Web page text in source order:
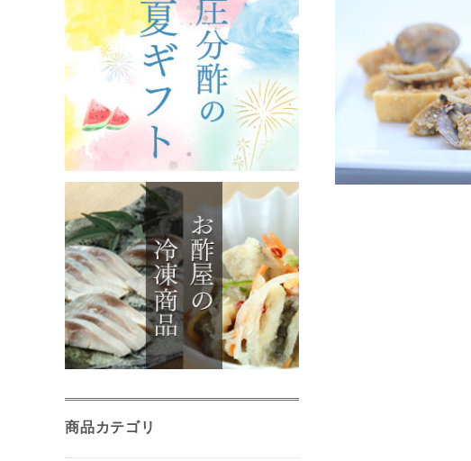
商品カテゴリ